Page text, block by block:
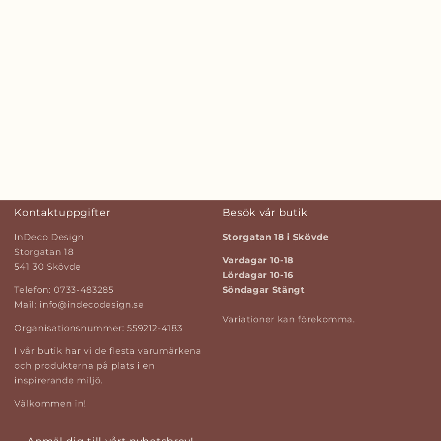
Kontaktuppgifter
InDeco Design
Storgatan 18
541 30 Skövde
Telefon: 0733-483285
Mail: info@indecodesign.se
Organisationsnummer: 559212-4183
Besök vår butik
Storgatan 18 i Skövde
Vardagar 10-18
Lördagar 10-16
Söndagar Stängt
Variationer kan förekomma.
I vår butik har vi de flesta varumärkena
och produkterna på plats i en
inspirerande miljö.
Välkommen in!